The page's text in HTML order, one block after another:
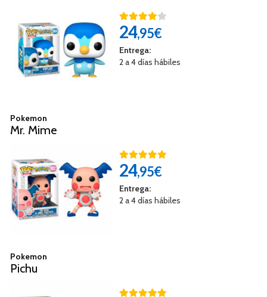
24,95€
Entrega:
2 a 4 días hábiles
Pokemon
Mr. Mime
24,95€
Entrega:
2 a 4 días hábiles
Pokemon
Pichu